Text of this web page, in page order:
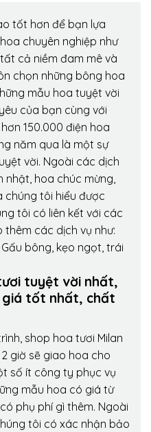
tốt hơn để bạn lựa
chuyên nghiệp như
cả niềm đam mê và
chọn những bông hoa
mẫu hoa tuyệt vời
của bạn cùng với
150.000 điện hoa
năm qua là một sự
vời. Ngoài các dịch
nhật, hoa chúc mừng,
chúng tôi hiểu được
tôi có liên kết với các
các dịch vụ như:
bông, kẹo ngọt, trái
tuyệt vời nhất,
giá tốt nhất, chất
shop hoa tươi Milan
giờ sẽ giao hoa cho
số ít công ty phục vụ
mẫu hoa có giá từ
phụ phí gì thêm. Ngoài
tôi có xác nhận bảo